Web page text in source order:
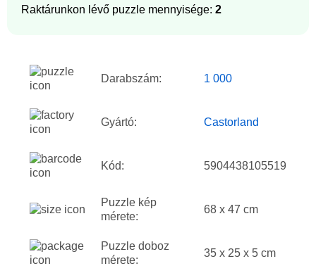
Raktárunkon lévő puzzle mennyisége: 2
Darabszám: 1 000
Gyártó: Castorland
Kód: 5904438105519
Puzzle kép
mérete:
68 x 47 cm
Puzzle doboz
mérete:
35 x 25 x 5 cm